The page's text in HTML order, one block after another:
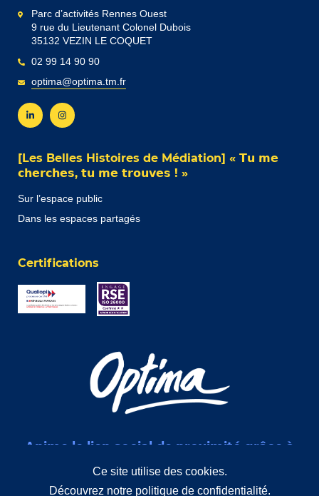
Parc d’activités Rennes Ouest
9 rue du Lieutenant Colonel Dubois
35132 VEZIN LE COQUET
02 99 14 90 90
optima@optima.tm.fr
[Les Belles Histoires de Médiation] « 𝗧𝘂 𝗺𝗲
𝗰𝗵𝗲𝗿𝗰𝗵𝗲𝘀, 𝘁𝘂 𝗺𝗲 𝘁𝗿𝗼𝘂𝘃𝗲𝘀 ! »
Sur l’espace public
Dans les espaces partagés
Certifications
Anime le lien social de proximité grâce à
des interventions de médiation sociale
Ce site utilise des cookies.
Découvrez notre politique de confidentialité.